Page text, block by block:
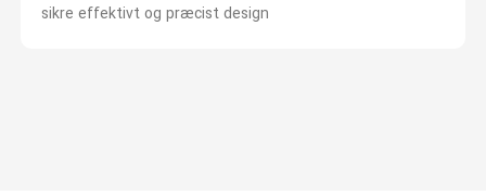
sikre effektivt og præcist design